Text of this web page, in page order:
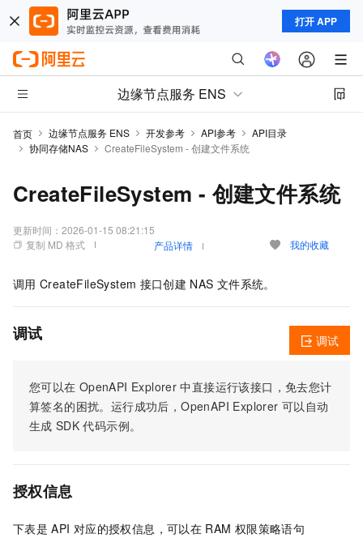
打开 APP
边缘节点服务 ENS
首页 边缘节点服务 ENS 开发参考 API参考
API目录
协同存储NAS
CreateFileSystem - 创建文件系统
CreateFileSystem - 创建文件系统
更新时间： 2026-01-15 08:21:15
复制 MD 格式
产品详情 我的收藏
调用 CreateFileSystem 接口创建 NAS 文件系统。
调试
您可以在 OpenAPI Explorer 中直接运行该接口，免去您计
算签名的困扰。运行成功后，OpenAPI Explorer 可以自动
生成 SDK 代码示例。
调试
授权信息
下表是 API 对应的授权信息，可以在 RAM 权限策略语句